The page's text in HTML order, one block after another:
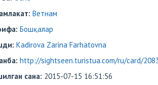
Ветнам
Бошқалар
Kadirova Zarina Farhatovna
http://sightseen.turistua.com/ru/card/
сана: 2015-07-15 16:51:56